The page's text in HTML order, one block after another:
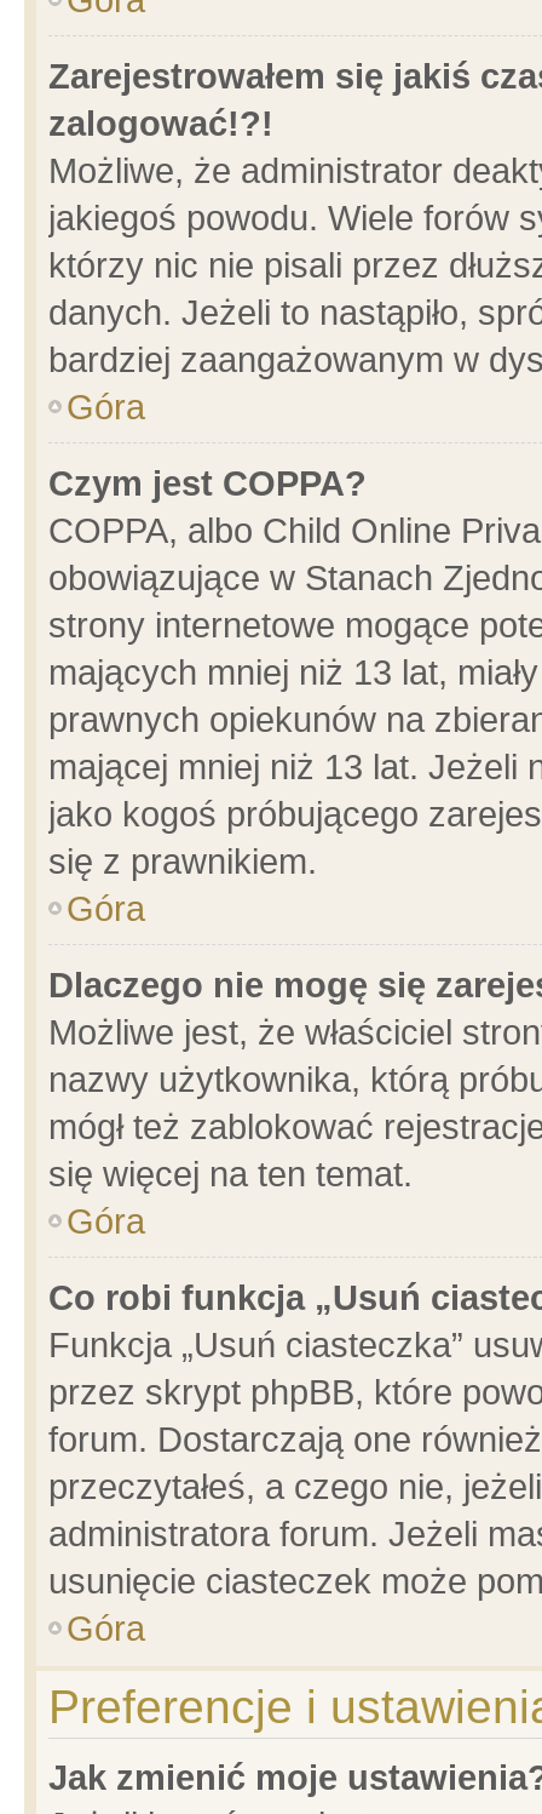
Zarejestrowałem się jakiś
zalogować!?!
Możliwe, że administrator
jakiegoś powodu. Wiele forów
którzy nic nie pisali przez
danych. Jeżeli to nastąpiło,
bardziej zaangażowanym w
Góra
Czym jest COPPA?
COPPA, albo Child Online
obowiązujące w Stanach
strony internetowe mogące
mających mniej niż 13 lat,
prawnych opiekunów na
mającej mniej niż 13 lat. Jeżeli
jako kogoś próbującego
się z prawnikiem.
Góra
Dlaczego nie mogę się
Możliwe jest, że właściciel
nazwy użytkownika, którą
mógł też zablokować
się więcej na ten temat.
Góra
Co robi funkcja „Usuń
Funkcja „Usuń ciasteczka”
przez skrypt phpBB, które
forum. Dostarczają one
przeczytałeś, a czego nie,
administratora forum. Jeżeli
usunięcie ciasteczek może
Góra
Preferencje i
Jak zmienić moje